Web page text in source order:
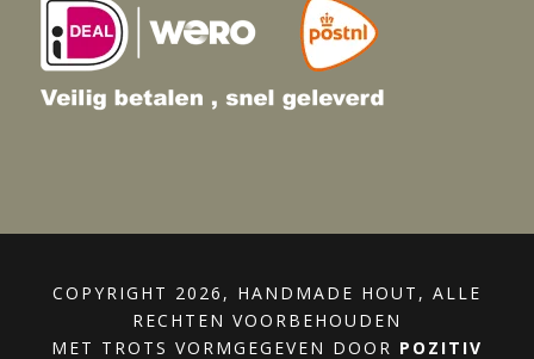
COPYRIGHT 2026, HANDMADE HOUT, ALLE
RECHTEN VOORBEHOUDEN
MET TROTS VORMGEGEVEN DOOR POZITIV